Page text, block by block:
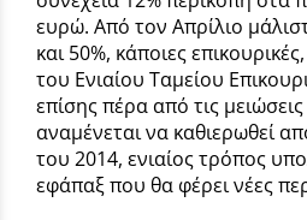
ευρώ. Από τον Απρίλιο
και 50%, κάποιες
του Ενιαίου Ταμείου
επίσης πέρα από τις
αναμένεται να καθιερωθεί
του 2014, ενιαίος τρόπος
εφάπαξ που θα φέρει νέες